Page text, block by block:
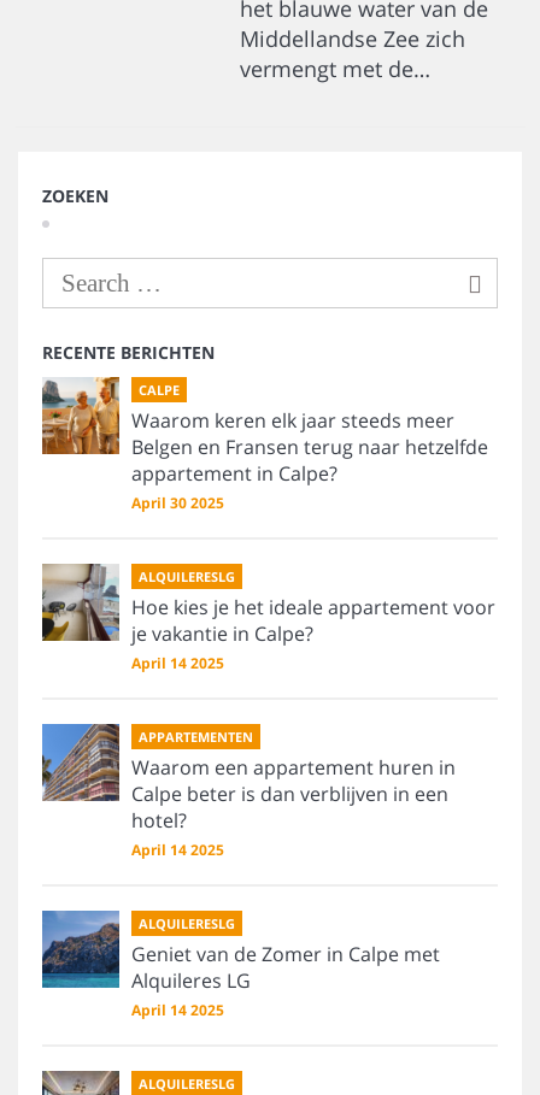
het blauwe water van de
Middellandse Zee zich
vermengt met de…
ZOEKEN
RECENTE BERICHTEN
CALPE
Waarom keren elk jaar steeds meer
Belgen en Fransen terug naar hetzelfde
appartement in Calpe?
April 30 2025
ALQUILERESLG
Hoe kies je het ideale appartement voor
je vakantie in Calpe?
April 14 2025
APPARTEMENTEN
Waarom een appartement huren in
Calpe beter is dan verblijven in een
hotel?
April 14 2025
ALQUILERESLG
Geniet van de Zomer in Calpe met
Alquileres LG
April 14 2025
ALQUILERESLG